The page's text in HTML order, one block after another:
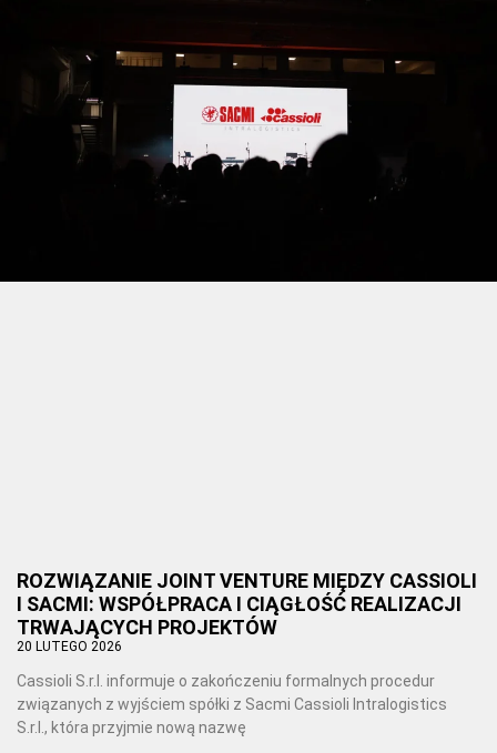
ROZWIĄZANIE JOINT VENTURE MIĘDZY CASSIOLI
I SACMI: WSPÓŁPRACA I CIĄGŁOŚĆ REALIZACJI
TRWAJĄCYCH PROJEKTÓW
20 LUTEGO 2026
Cassioli S.r.l. informuje o zakończeniu formalnych procedur
związanych z wyjściem spółki z Sacmi Cassioli Intralogistics
S.r.l., która przyjmie nową nazwę